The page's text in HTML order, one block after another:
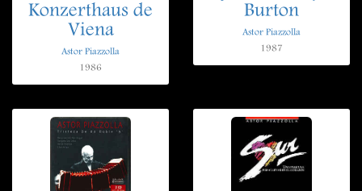
Konzerthaus de
Viena
Astor Piazzolla
1986
Burton
Astor Piazzolla
1987